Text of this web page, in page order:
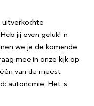
uitverkochte
jij even geluk! in
we je de komende
mee in onze kijk op
van de meest
autonomie. Het is